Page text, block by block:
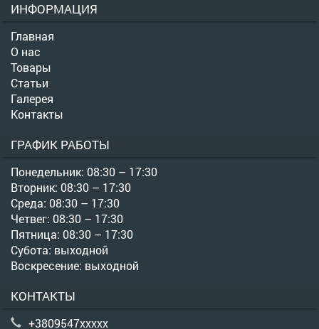
ИНФОРМАЦИЯ
Главная
О нас
Товары
Статьи
Галерея
Контакты
ГРАФИК РАБОТЫ
Понедельник: 08:30 – 17:30
Вторник: 08:30 – 17:30
Среда: 08:30 – 17:30
Четвег: 08:30 – 17:30
Пятница: 08:30 – 17:30
Субота: выходной
Воскресение: выходной
КОНТАКТЫ
+3809547xxxxx